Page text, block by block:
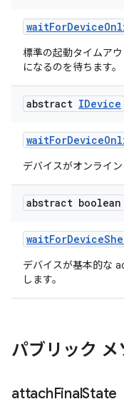
waitForDevice
標準の起動タイムア
になるのを待ちます。
abstract IDevice
waitForDevice
デバイスがオンライン
abstract boolean
waitForDevice
デバイスが基本的な
します。
パブリック メ
attachFinalState